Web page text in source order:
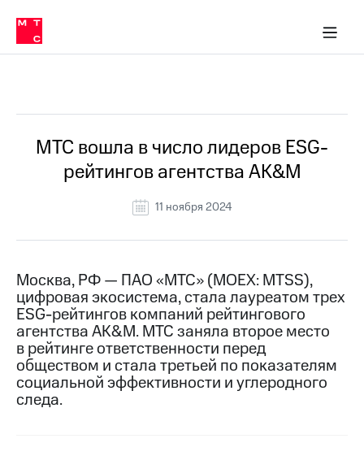
Медиа-центр
и акционерам
Устойчивое развитие
Комплаенс и деловая этика
компании
Карьера
История
компании
Руководство
Контакты
Медиа-центр
Пресс-
релизы
МТС
в МТС
Пресс-
релизы
о технологиях
МТС вошла в число лидеров ESG-
рейтингов агентства AK&M
11 ноября 2024
Москва, РФ — ПАО «МТС» (MOEX: MTSS),
цифровая экосистема, стала лауреатом трех
ESG-рейтингов компаний рейтингового
агентства AK&M. МТС заняла второе место
в рейтинге ответственности перед
обществом и стала третьей по показателям
социальной эффективности и углеродного
следа.